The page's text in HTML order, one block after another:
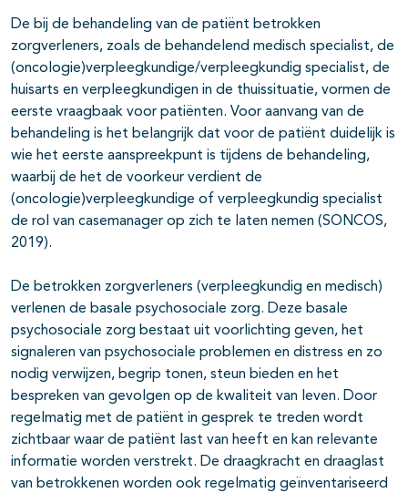
De bij de behandeling van de patiënt betrokken
zorgverleners, zoals de behandelend medisch specialist, de
(oncologie)verpleegkundige/verpleegkundig specialist, de
huisarts en verpleegkundigen in de thuissituatie, vormen de
eerste vraagbaak voor patiënten. Voor aanvang van de
behandeling is het belangrijk dat voor de patiënt duidelijk is
wie het eerste aanspreekpunt is tijdens de behandeling,
waarbij de het de voorkeur verdient de
(oncologie)verpleegkundige of verpleegkundig specialist
de rol van casemanager op zich te laten nemen (SONCOS,
2019).
De betrokken zorgverleners (verpleegkundig en medisch)
verlenen de basale psychosociale zorg. Deze basale
psychosociale zorg bestaat uit voorlichting geven, het
signaleren van psychosociale problemen en distress en zo
nodig verwijzen, begrip tonen, steun bieden en het
bespreken van gevolgen op de kwaliteit van leven. Door
regelmatig met de patiënt in gesprek te treden wordt
zichtbaar waar de patiënt last van heeft en kan relevante
informatie worden verstrekt. De draagkracht en draaglast
van betrokkenen worden ook regelmatig geïnventariseerd